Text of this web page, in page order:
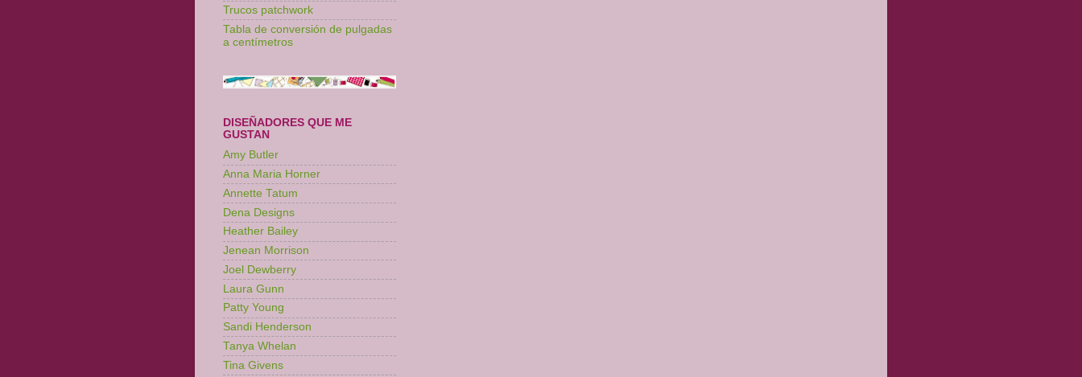
Trucos patchwork
Tabla de conversión de pulgadas
a centímetros
DISEÑADORES QUE ME
GUSTAN
Amy Butler
Anna Maria Horner
Annette Tatum
Dena Designs
Heather Bailey
Jenean Morrison
Joel Dewberry
Laura Gunn
Patty Young
Sandi Henderson
Tanya Whelan
Tina Givens